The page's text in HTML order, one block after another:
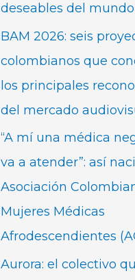
deseables del
BAM 2026: seis
colombianos que
los principales
del mercado
“A mí una médica
va a atender”: así
Asociación
Mujeres Médicas
Afrodescendientes
Aurora: el colectivo